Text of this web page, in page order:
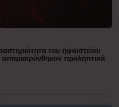
του ηφαιστείου
προληπτικά